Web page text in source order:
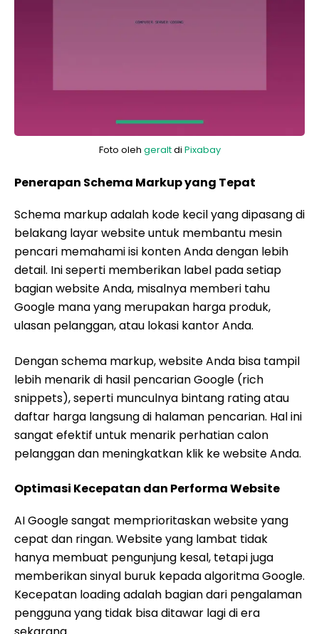
Foto oleh geraltdi Pixabay
Penerapan Schema Markup yang Tepat
Schema markup adalah kode kecil yang dipasang di
belakang layar website untuk membantu mesin
pencari memahami isi konten Anda dengan lebih
detail. Ini seperti memberikan label pada setiap
bagian website Anda, misalnya memberi tahu
Google mana yang merupakan harga produk,
ulasan pelanggan, atau lokasi kantor Anda.
Dengan schema markup, website Anda bisa tampil
lebih menarik di hasil pencarian Google (rich
snippets), seperti munculnya bintang rating atau
daftar harga langsung di halaman pencarian. Hal ini
sangat efektif untuk menarik perhatian calon
pelanggan dan meningkatkan klik ke website Anda.
Optimasi Kecepatan dan Performa Website
AI Google sangat memprioritaskan website yang
cepat dan ringan. Website yang lambat tidak
hanya membuat pengunjung kesal, tetapi juga
memberikan sinyal buruk kepada algoritma Google.
Kecepatan loading adalah bagian dari pengalaman
pengguna yang tidak bisa ditawar lagi di era